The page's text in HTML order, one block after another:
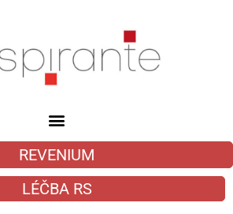
REVENIUM
LÉČBA RS